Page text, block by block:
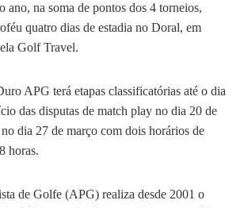
ano, na soma de pontos dos 4 torneios,
quatro dias de estadia no Doral, em
Golf Travel.
APG terá etapas classificatórias até o dia
das disputas de match play no dia 20 de
dia 27 de março com dois horários de
horas.
de Golfe (APG) realiza desde 2001 o